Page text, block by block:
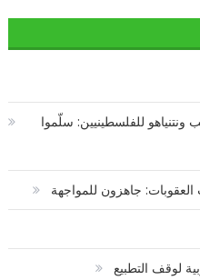
للفلسطينيين: سلّموا
العقوبات: جاهزون للمواجهة
لوقف التطبيع